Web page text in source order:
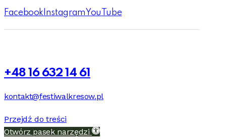
Facebook Instagram YouTube
+48 16 632 14 61
kontakt@festiwalkresow.pl
Przejdź do treści
Otwórz pasek narzędzi